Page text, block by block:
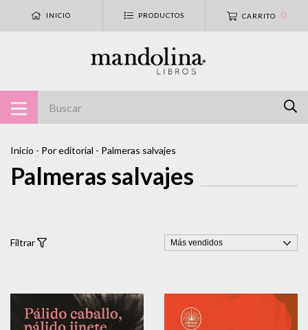
INICIO PRODUCTOS CARRITO 0
Inicio - Por editorial - Palmeras salvajes
Palmeras salvajes
Filtrar